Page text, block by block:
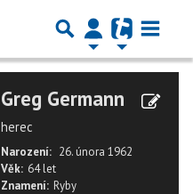
Greg Germann
herec
Narození: 26. února 1962
Věk: 64 let
Znamení: Ryby